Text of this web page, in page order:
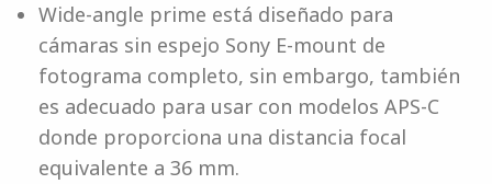
Wide-angle prime está diseñado para
cámaras sin espejo Sony E-mount de
fotograma completo, sin embargo, también
es adecuado para usar con modelos APS-C
donde proporciona una distancia focal
equivalente a 36 mm.